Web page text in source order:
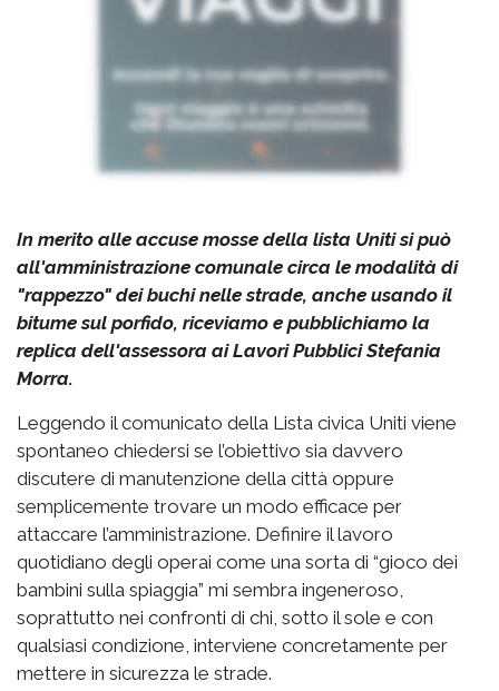
In merito alle accuse mosse della lista Uniti si può
all'amministrazione comunale circa le modalità di
"rappezzo" dei buchi nelle strade, anche usando il
bitume sul porfido, riceviamo e pubblichiamo la
replica dell'assessora ai Lavori Pubblici Stefania
Morra.
Leggendo il comunicato della Lista civica Uniti viene
spontaneo chiedersi se l’obiettivo sia davvero
discutere di manutenzione della città oppure
semplicemente trovare un modo efficace per
attaccare l’amministrazione. Definire il lavoro
quotidiano degli operai come una sorta di “gioco dei
bambini sulla spiaggia” mi sembra ingeneroso,
soprattutto nei confronti di chi, sotto il sole e con
qualsiasi condizione, interviene concretamente per
mettere in sicurezza le strade.